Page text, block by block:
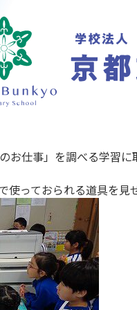
仕事」を調べる学習に
っておられる道具を見